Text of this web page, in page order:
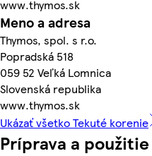
www.thymos.sk
Meno a adresa
Thymos, spol. s r.o.
Popradská 518
059 52 Veľká Lomnica
Slovenská republika
www.thymos.sk
Ukázať všetko Tekuté korenie
Príprava a použitie